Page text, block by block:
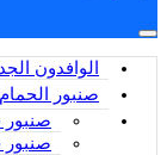
الوافدون
صنبور الحمام